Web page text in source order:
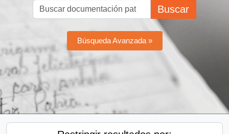
Buscar
Búsqueda Avanzada »